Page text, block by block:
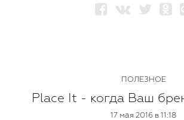
ПОЛЕЗНОЕ
Place It - когда Ваш
17 мая 2016 в 11:18